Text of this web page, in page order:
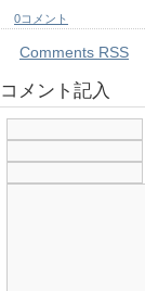
0コメント
Comments RSS
コメント記入